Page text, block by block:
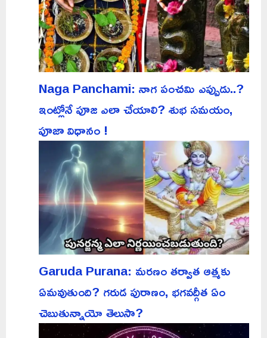
Naga Panchami: నాగ పంచమి ఎప్పుడు..?
ఇంట్లోనే పూజ ఎలా చేయాలి? శుభ సమయం,
పూజా విధానం !
Garuda Purana: మరణం తర్వాత ఆత్మకు
ఏమవుతుంది? గరుడ పురాణం, భగవద్గీత ఏం
చెబుతున్నాయో తెలుసా?